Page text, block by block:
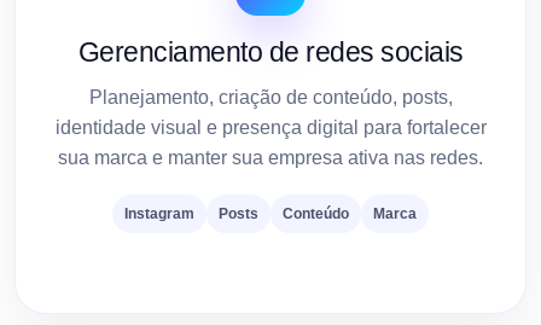
Gerenciamento de redes sociais
Planejamento, criação de conteúdo, posts,
identidade visual e presença digital para fortalecer
sua marca e manter sua empresa ativa nas redes.
Instagram Posts Conteúdo Marca